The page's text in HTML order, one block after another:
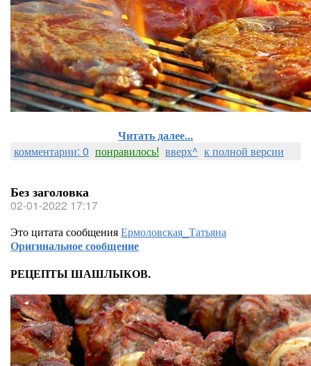
Читать далее...
комментарии: 0 понравилось! вверх^ к полной версии
Без заголовка
02-01-2022 17:17
Это цитата сообщенияЕрмоловская_Татьяна
Оригинальное сообщение
РЕЦЕПТЫ ШАШЛЫКОВ.